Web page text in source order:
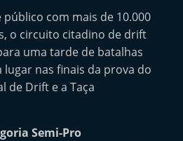
com mais de 10.000
o circuito citadino de drift
uma tarde de batalhas
lugar nas finais da prova do
de Drift e a Taça
Semi-Pro